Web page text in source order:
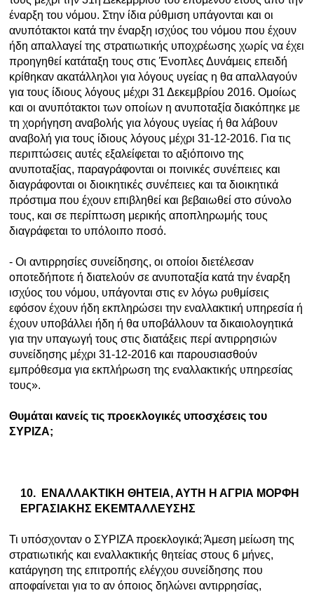
έναρξη του νόμου. Στην ίδια ρύθμιση υπάγονται και οι
ανυπότακτοι κατά την έναρξη ισχύος του νόμου που έχουν
ήδη απαλλαγεί της στρατιωτικής υποχρέωσης χωρίς να έχει
προηγηθεί κατάταξη τους στις Ένοπλες Δυνάμεις επειδή
κρίθηκαν ακατάλληλοι για λόγους υγείας η θα απαλλαγούν
για τους ίδιους λόγους μέχρι 31 Δεκεμβρίου 2016. Ομοίως
και οι ανυπότακτοι των οποίων η ανυποταξία διακόπηκε με
τη χορήγηση αναβολής για λόγους υγείας ή θα λάβουν
αναβολή για τους ίδιους λόγους μέχρι 31-12-2016. Για τις
περιπτώσεις αυτές εξαλείφεται το αξιόποινο της
ανυποταξίας, παραγράφονται οι ποινικές συνέπειες και
διαγράφονται οι διοικητικές συνέπειες και τα διοικητικά
πρόστιμα που έχουν επιβληθεί και βεβαιωθεί στο σύνολο
τους, και σε περίπτωση μερικής αποπληρωμής τους
διαγράφεται το υπόλοιπο ποσό.
- Οι αντιρρησίες συνείδησης, οι οποίοι διετέλεσαν
οποτεδήποτε ή διατελούν σε ανυποταξία κατά την έναρξη
ισχύος του νόμου, υπάγονται στις εν λόγω ρυθμίσεις
εφόσον έχουν ήδη εκπληρώσει την εναλλακτική υπηρεσία ή
έχουν υποβάλλει ήδη ή θα υποβάλλουν τα δικαιολογητικά
για την υπαγωγή τους στις διατάξεις περί αντιρρησιών
συνείδησης μέχρι 31-12-2016 και παρουσιασθούν
εμπρόθεσμα για εκπλήρωση της εναλλακτικής υπηρεσίας
τους».
Θυμάται κανείς τις προεκλογικές υποσχέσεις του
ΣΥΡΙΖΑ;
10.
ΕΝΑΛΛΑΚΤΙΚΗ ΘΗΤΕΙΑ, ΑΥΤΗ Η ΑΓΡΙΑ ΜΟΡΦΗ
ΕΡΓΑΣΙΑΚΗΣ ΕΚΕΜΤΑΛΛΕΥΣΗΣ
Τι υπόσχονταν ο ΣΥΡΙΖΑ προεκλογικά; Άμεση μείωση της
στρατιωτικής και εναλλακτικής θητείας στους 6 μήνες,
κατάργηση της επιτροπής ελέγχου συνείδησης που
αποφαίνεται για το αν όποιος δηλώνει αντιρρησίας,